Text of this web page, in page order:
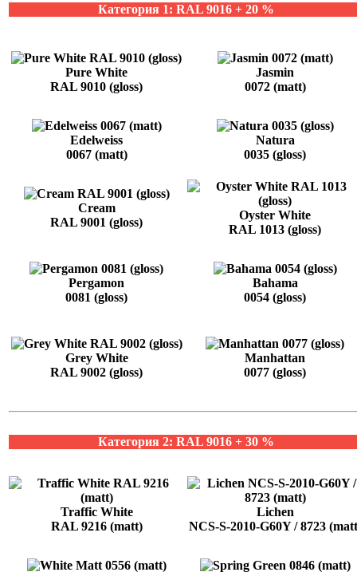
Категория 1: RAL 9016 + 20 %
Pure White
RAL 9010 (gloss)
Jasmin
0072 (matt)
Edelweiss
0067 (matt)
Natura
0035 (gloss)
Cream
RAL 9001 (gloss)
Oyster White
RAL 1013 (gloss)
Pergamon
0081 (gloss)
Bahama
0054 (gloss)
Grey White
RAL 9002 (gloss)
Manhattan
0077 (gloss)
Категория 2: RAL 9016 + 30 %
Traffic White
RAL 9216 (matt)
Lichen
NCS-S-2010-G60Y / 8723